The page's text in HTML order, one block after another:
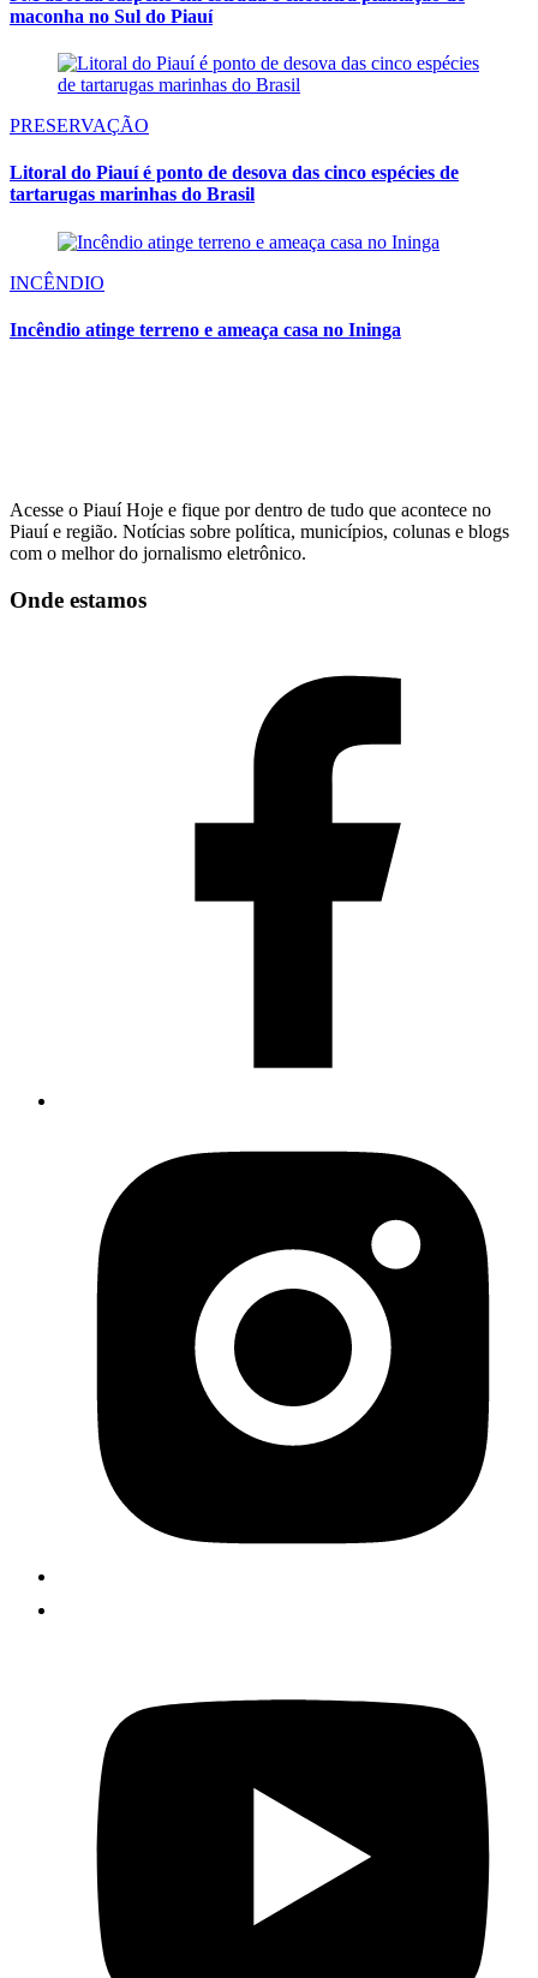
maconha no Sul do Piauí
PRESERVAÇÃO
Litoral do Piauí é ponto de desova das cinco espécies de
tartarugas marinhas do Brasil
INCÊNDIO
Incêndio atinge terreno e ameaça casa no Ininga
Acesse o Piauí Hoje e fique por dentro de tudo que acontece no
Piauí e região. Notícias sobre política, municípios, colunas e blogs
com o melhor do jornalismo eletrônico.
Onde estamos